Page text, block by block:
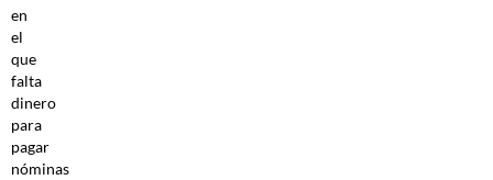
en
el
que
falta
dinero
para
pagar
nóminas